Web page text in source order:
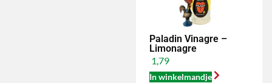
Paladin Vinagre –
Limonagre
1,79
In winkelmandje